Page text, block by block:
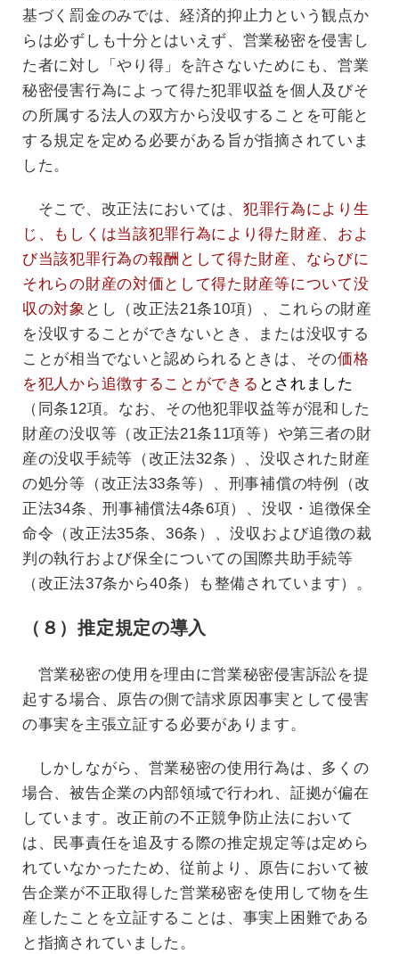
基づく罰金のみでは、経済的抑止力という観点か
らは必ずしも十分とはいえず、営業秘密を侵害し
た者に対し「やり得」を許さないためにも、営業
秘密侵害行為によって得た犯罪収益を個人及びそ
の所属する法人の双方から没収することを可能と
する規定を定める必要がある旨が指摘されていま
した。
そこで、改正法においては、 犯罪行為により生
じ、もしくは当該犯罪行為により得た財産、およ
び当該犯罪行為の報酬として得た財産、ならびに
それらの財産の対価として得た財産等について没
収の対象 とし（改正法21条10項）、これらの財産
を没収することができないとき、または没収する
ことが相当でないと認められるときは、その価格
を犯人から追徴することができる とされました
（同条12項。なお、その他犯罪収益等が混和した
財産の没収等（改正法21条11項等）や第三者の財
産の没収手続等（改正法32条）、没収された財産
の処分等（改正法33条等）、刑事補償の特例（改
正法34条、刑事補償法4条6項）、没収・追徴保全
命令（改正法35条、36条）、没収および追徴の裁
判の執行および保全についての国際共助手続等
（改正法37条から40条）も整備されています）。
（８）推定規定の導入
営業秘密の使用を理由に営業秘密侵害訴訟を提
起する場合、原告の側で請求原因事実として侵害
の事実を主張立証する必要があります。
しかしながら、営業秘密の使用行為は、多くの
場合、被告企業の内部領域で行われ、証拠が偏在
しています。改正前の不正競争防止法において
は、民事責任を追及する際の推定規定等は定めら
れていなかったため、従前より、原告において被
告企業が不正取得した営業秘密を使用して物を生
産したことを立証することは、事実上困難である
と指摘されていました。